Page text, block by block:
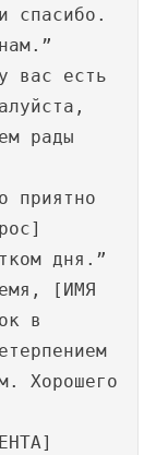
спасибо.
вас есть
рады
приятно
дня.”
[ИМЯ
в
Хорошего